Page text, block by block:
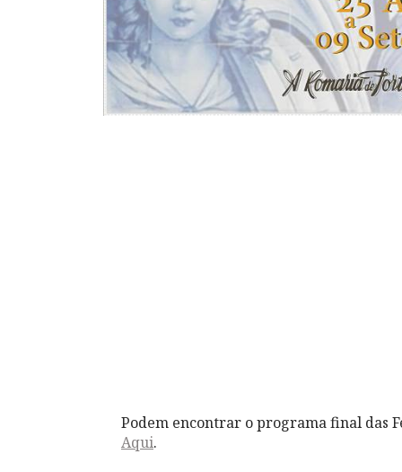
Podem encontrar o programa final das
Aqui.